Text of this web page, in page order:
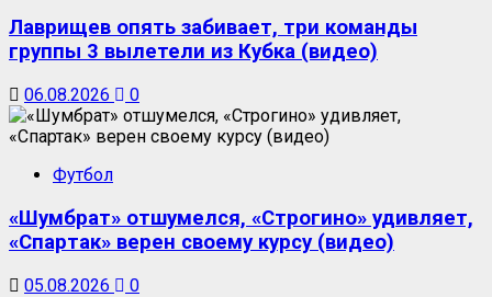
Лаврищев опять забивает, три команды
группы 3 вылетели из Кубка (видео)
06.08.2026 0
Футбол
«Шумбрат» отшумелся, «Строгино» удивляет,
«Спартак» верен своему курсу (видео)
05.08.2026 0